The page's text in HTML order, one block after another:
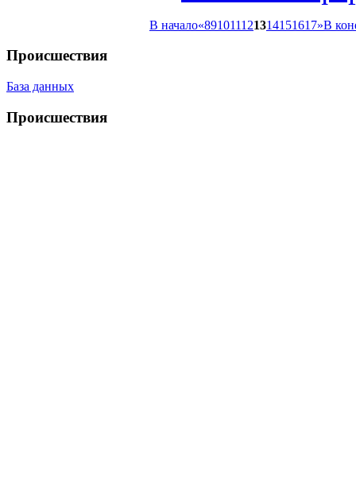
В начало«891011121314151617»В
Происшествия
База данных
Происшествия